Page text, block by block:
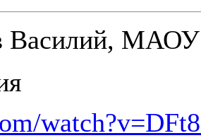
Василий,